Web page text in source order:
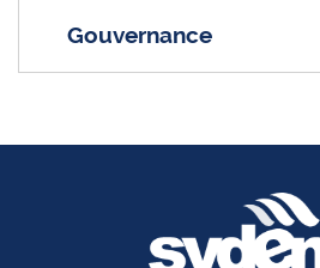
Gouvernance